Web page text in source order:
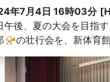
年7月4日 16時03分
午後、夏の大会を目指
📯の壮行会を、新体育